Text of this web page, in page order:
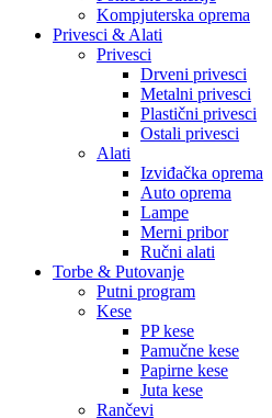
Kompjuterska oprema
Privesci & Alati
Privesci
Drveni privesci
Metalni privesci
Plastični privesci
Ostali privesci
Alati
Izviđačka oprema
Auto oprema
Lampe
Merni pribor
Ručni alati
Torbe & Putovanje
Putni program
Kese
PP kese
Pamučne kese
Papirne kese
Juta kese
Rančevi